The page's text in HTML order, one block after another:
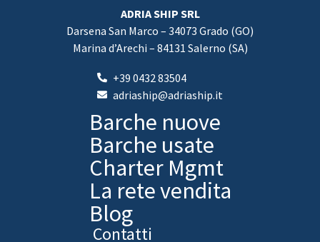
ADRIA SHIP SRL
Darsena San Marco – 34073 Grado (GO)
Marina d’Arechi – 84131 Salerno (SA)
+39 0432 83504
adriaship@adriaship.it
Barche nuove
Barche usate
Charter Mgmt
La rete vendita
Blog
Contatti